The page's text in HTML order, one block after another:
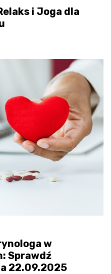
i Joga dla
w
Sprawdź
22.09.2025